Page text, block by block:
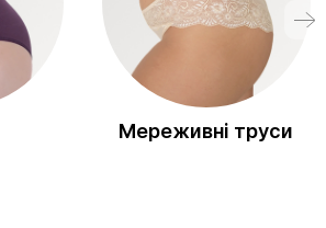
Мереживні труси